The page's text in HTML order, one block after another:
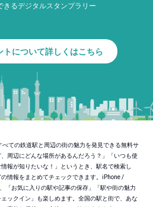
るデジタルスタンプラリー
トについて詳しくはこちら
ての鉄道駅と周辺の街の魅力を発見できる無料サ
周辺にどんな場所があるんだろう？」「いつも使
報が知りたいな！」というとき、駅名で検索し
情報をまとめてチェックできます。iPhone /
「お気に入りの駅や記事の保存」「駅や街の魅力
ックイン」も楽しめます。全国の駅と街で、あな